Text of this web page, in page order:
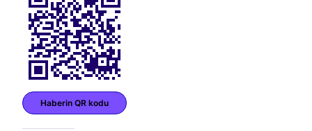
Haberin QR kodu